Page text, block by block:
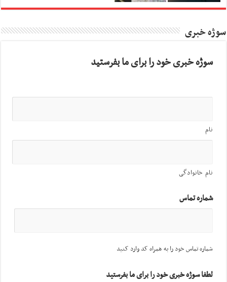
سوژه خبری
سوژه خبری خود را برای ما بفرستید
نام
نام خانوادگی
شماره تماس
شماره تماس خود را به همراه کد وارد کنید
لطفا سوژه خبری خود را برای ما بفرستید